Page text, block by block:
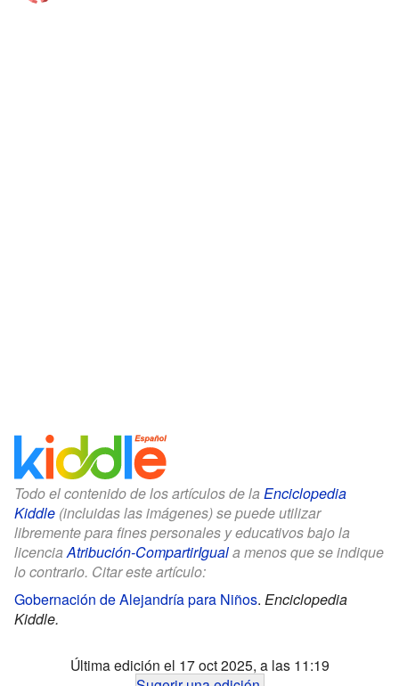
Todo el contenido de los artículos de la Enciclopedia
Kiddle (incluidas las imágenes) se puede utilizar
libremente para fines personales y educativos bajo la
licenciaAtribución-CompartirIguala menos que se indique
lo contrario. Citar este artículo:
Gobernación de Alejandría para Niños. Enciclopedia
Kiddle.
Última edición el 17 oct 2025, a las 11:19